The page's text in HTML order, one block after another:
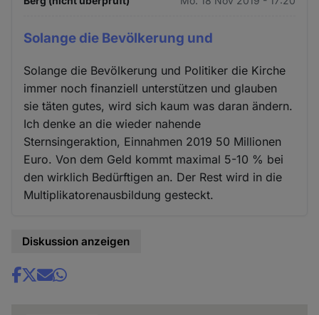
Solange die Bevölkerung und
Solange die Bevölkerung und Politiker die Kirche
immer noch finanziell unterstützen und glauben
sie täten gutes, wird sich kaum was daran ändern.
Ich denke an die wieder nahende
Sternsingeraktion, Einnahmen 2019 50 Millionen
Euro. Von dem Geld kommt maximal 5-10 % bei
den wirklich Bedürftigen an. Der Rest wird in die
Multiplikatorenausbildung gesteckt.
Diskussion anzeigen
Share